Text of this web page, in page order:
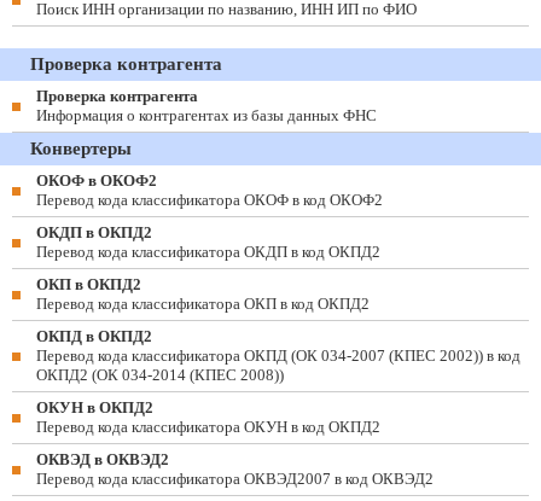
Поиск ИНН организации по названию, ИНН ИП по ФИО
Проверка контрагента
Проверка контрагента
Информация о контрагентах из базы данных ФНС
Конвертеры
ОКОФ в ОКОФ2
Перевод кода классификатора ОКОФ в код ОКОФ2
ОКДП в ОКПД2
Перевод кода классификатора ОКДП в код ОКПД2
ОКП в ОКПД2
Перевод кода классификатора ОКП в код ОКПД2
ОКПД в ОКПД2
Перевод кода классификатора ОКПД (ОК 034-2007 (КПЕС 2002)) в код
ОКПД2 (ОК 034-2014 (КПЕС 2008))
ОКУН в ОКПД2
Перевод кода классификатора ОКУН в код ОКПД2
ОКВЭД в ОКВЭД2
Перевод кода классификатора ОКВЭД2007 в код ОКВЭД2